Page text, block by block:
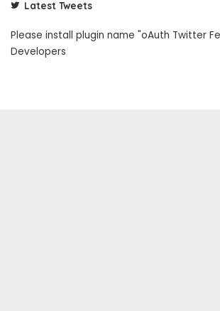
Latest Tweets
Please install plugin name "oAuth Twitter
Developers